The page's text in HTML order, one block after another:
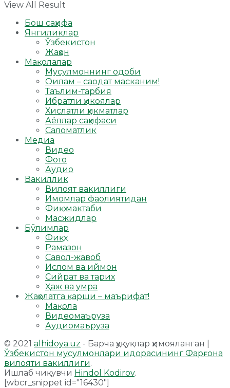
View All Result
Бош саҳифа
Янгиликлар
Ўзбекистон
Жаҳон
Мақолалар
Мусулмоннинг одоби
Оилам – саодат масканим!
Таълим-тарбия
Ибратли ҳикоялар
Хислатли ҳикматлар
Аёллар саҳифаси
Саломатлик
Медиа
Видео
Фото
Аудио
Вакиллик
Вилоят вакиллиги
Имомлар фаолиятидан
Фиқҳ мактаби
Масжидлар
Бўлимлар
Фиқҳ
Рамазон
Савол-жавоб
Ислом ва иймон
Сийрат ва тарих
Ҳаж ва умра
Жаҳолатга қарши – маърифат!
Мақола
Видеомаъруза
Аудиомаъруза
© 2021 alhidoya.uz - Барча ҳуқуқлар ҳимояланган |
Ўзбекистон мусулмонлари идорасининг Фарғона
вилояти вакиллиги.
Ишлаб чиқувчи Hindol Kodirov.
[wbcr_snippet id="16430"]